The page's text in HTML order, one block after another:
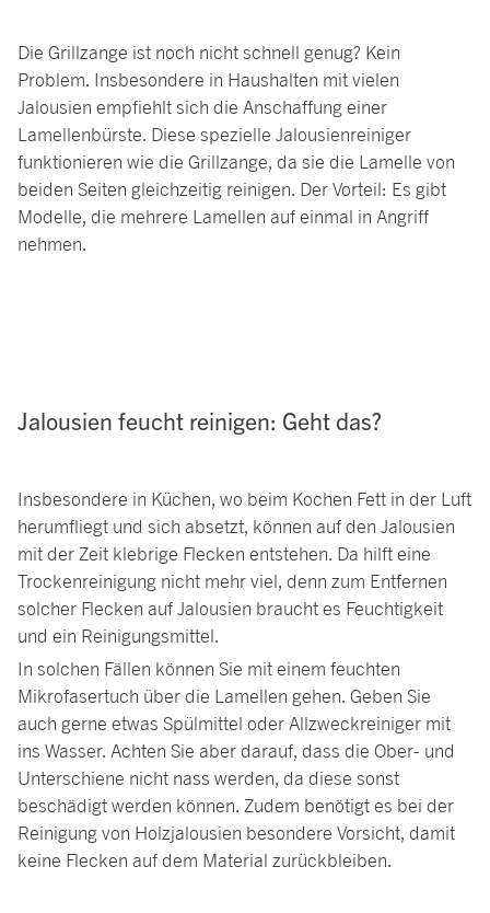
Die Grillzange ist noch nicht schnell genug? Kein
Problem. Insbesondere in Haushalten mit vielen
Jalousien empfiehlt sich die Anschaffung einer
Lamellenbürste. Diese spezielle Jalousienreiniger
funktionieren wie die Grillzange, da sie die Lamelle von
beiden Seiten gleichzeitig reinigen. Der Vorteil: Es gibt
Modelle, die mehrere Lamellen auf einmal in Angriff
nehmen.
Jalousien feucht reinigen: Geht das?
Insbesondere in Küchen, wo beim Kochen Fett in der Luft
herumfliegt und sich absetzt, können auf den Jalousien
mit der Zeit klebrige Flecken entstehen. Da hilft eine
Trockenreinigung nicht mehr viel, denn zum Entfernen
solcher Flecken auf Jalousien braucht es Feuchtigkeit
und ein Reinigungsmittel.
In solchen Fällen können Sie mit einem feuchten
Mikrofasertuch über die Lamellen gehen. Geben Sie
auch gerne etwas Spülmittel oder Allzweckreiniger mit
ins Wasser. Achten Sie aber darauf, dass die Ober- und
Unterschiene nicht nass werden, da diese sonst
beschädigt werden können. Zudem benötigt es bei der
Reinigung von Holzjalousien besondere Vorsicht, damit
keine Flecken auf dem Material zurückbleiben.